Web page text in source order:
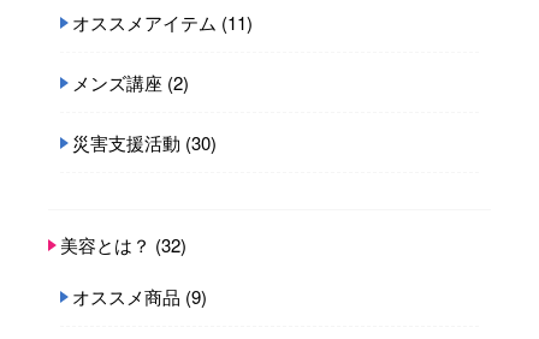
オススメアイテム (11)
メンズ講座 (2)
災害支援活動 (30)
美容とは？ (32)
オススメ商品 (9)